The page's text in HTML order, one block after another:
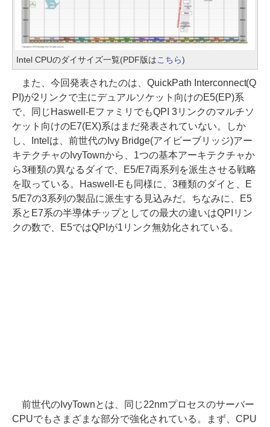
Intel CPUのダイサイズ一覧(PDF版はこちら)
また、今回発表されたのは、QuickPath Interconnect(Q
PI)が2リンクで主にデュアルソケット向けのE5(EP)系
で、同じHaswell-EファミリでもQPI 3リンクのマルチソ
ケット向けのE7(EX)系はまだ発表されていない。しか
し、Intelは、前世代のIvy Bridge(アイビーブリッジ)アー
キテクチャのIvyTownから、1つの基本アーキテクチャか
ら3種類の異なるダイで、E5/E7両系列を派生させる戦略
を取っている。Haswell-Eも同様に、3種類のダイと、E
5/E7の3系列の製品に派生する見込みだ。ちなみに、E5
系とE7系の半導体チップとしての最大の違いはQPIリン
クの数で、E5ではQPIが1リンク無効化されている。
前世代のIvyTownとは、同じ22nmプロセスのサーバー
CPUでもさまざまな部分で強化されている。まず、CPU